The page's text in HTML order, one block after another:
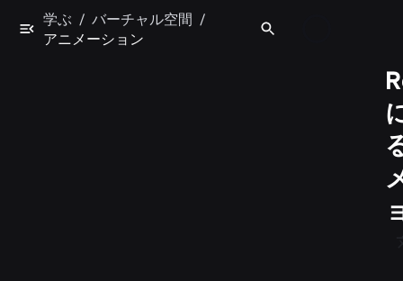
学ぶ / バーチャル空間 /
アニメーション